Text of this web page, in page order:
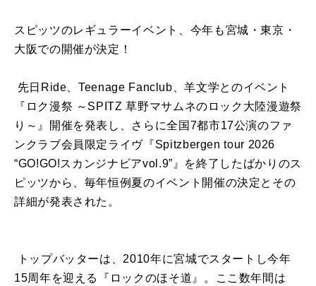
スピッツのレギュラーイベント、今年も宮城・東京・
大阪での開催が決定！
先日Ride、Teenage Fanclub、羊文学とのイベント
『ロク漫祭 ～SPITZ 草野マサムネのロック大陸漫遊祭
り～』開催を発表し、さらに全国7都市17公演のファ
ンクラブ会員限定ライヴ『Spitzbergen tour 2026
“GO!GO!スカンジナビアvol.9”』を終了したばかりのス
ピッツから、毎年恒例夏のイベント開催の決定とその
詳細が発表された。
トップバッターは、2010年に宮城でスタートし今年
15周年を迎える『ロックのほそ道』。ここ数年間は